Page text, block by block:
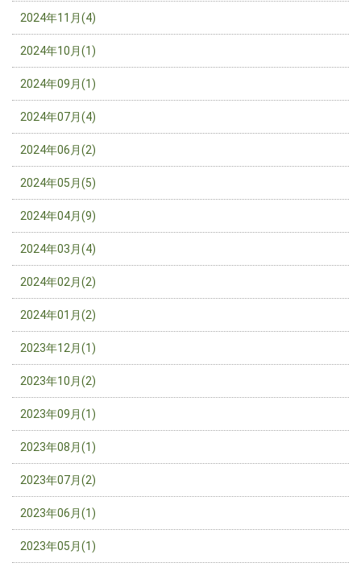
2024年11月(4)
2024年10月(1)
2024年09月(1)
2024年07月(4)
2024年06月(2)
2024年05月(5)
2024年04月(9)
2024年03月(4)
2024年02月(2)
2024年01月(2)
2023年12月(1)
2023年10月(2)
2023年09月(1)
2023年08月(1)
2023年07月(2)
2023年06月(1)
2023年05月(1)